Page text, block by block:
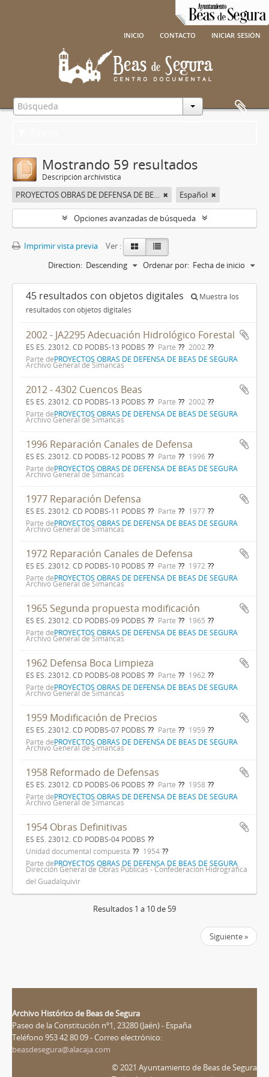
inicio contacto iniciar sesión
Mostrando 59 resultados
Descripción archivística
PROYECTOS OBRAS DE DEFENSA DE BEAS DE SEGURA Español
Opciones avanzadas de búsqueda
Imprimir vista previa
Ver :
Ordenar por: Fecha de inicio
Direction: Descending
45 resultados con objetos digitales
Muestra los
resultados con objetos digitales
2002 - JA2295 Adecuación Hidrológico Forestal
ES ES. 23012. CD PODBS-13 PODBS Parte
2002
Parte dePROYECTOS OBRAS DE DEFENSA DE BEAS DE SEGURA
Archivo General de Simancas
2012 - 4302 Cuencos Beas
ES ES. 23012. CD PODBS-13 PODBS Parte
2002
Parte dePROYECTOS OBRAS DE DEFENSA DE BEAS DE SEGURA
Archivo General de Simancas
1996 Reparación Canales de Defensa
ES ES. 23012. CD PODBS-12 PODBS Parte
1996
Parte dePROYECTOS OBRAS DE DEFENSA DE BEAS DE SEGURA
Archivo General de Simancas
1977 Reparación Defensa
ES ES. 23012. CD PODBS-11 PODBS Parte
1977
Parte dePROYECTOS OBRAS DE DEFENSA DE BEAS DE SEGURA
Archivo General de Simancas
1972 Reparación Canales de Defensa
ES ES. 23012. CD PODBS-10 PODBS Parte
1972
Parte dePROYECTOS OBRAS DE DEFENSA DE BEAS DE SEGURA
Archivo General de Simancas
1965 Segunda propuesta modificación
ES ES. 23012. CD PODBS-09 PODBS Parte
1965
Parte dePROYECTOS OBRAS DE DEFENSA DE BEAS DE SEGURA
Archivo General de Simancas
1962 Defensa Boca Limpieza
ES ES. 23012. CD PODBS-08 PODBS Parte
1962
Parte dePROYECTOS OBRAS DE DEFENSA DE BEAS DE SEGURA
Archivo General de Simancas
1959 Modificación de Precios
ES ES. 23012. CD PODBS-07 PODBS Parte
1959
Parte dePROYECTOS OBRAS DE DEFENSA DE BEAS DE SEGURA
Archivo General de Simancas
1958 Reformado de Defensas
ES ES. 23012. CD PODBS-06 PODBS Parte
1958
Parte dePROYECTOS OBRAS DE DEFENSA DE BEAS DE SEGURA
Archivo General de Simancas
1954 Obras Definitivas
ES ES. 23012. CD PODBS-04 PODBS
Unidad documental compuesta
1954
Parte dePROYECTOS OBRAS DE DEFENSA DE BEAS DE SEGURA
Dirección General de Obras Públicas - Confederación Hidrográfica
del Guadalquivir
Resultados 1 a 10 de 59
Siguiente »
Archivo Histórico de Beas de Segura
Paseo de la Constitución nº1, 23280 (Jaén) - España
Teléfono 953 42 80 09 - Correo electrónico:
beasdesegura@alacaja.com
© 2021 Ayuntamiento de Beas de Segura